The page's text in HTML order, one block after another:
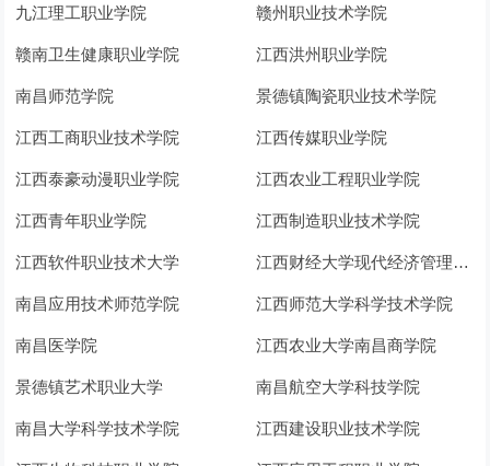
九江理工职业学院 赣州职业技术学院
赣南卫生健康职业学院 江西洪州职业学院
南昌师范学院 景德镇陶瓷职业技术学院
江西工商职业技术学院 江西传媒职业学院
江西泰豪动漫职业学院 江西农业工程职业学院
江西青年职业学院 江西制造职业技术学院
江西软件职业技术大学 江西财经大学现代经济管理学院
南昌应用技术师范学院 江西师范大学科学技术学院
南昌医学院 江西农业大学南昌商学院
景德镇艺术职业大学 南昌航空大学科技学院
南昌大学科学技术学院 江西建设职业技术学院